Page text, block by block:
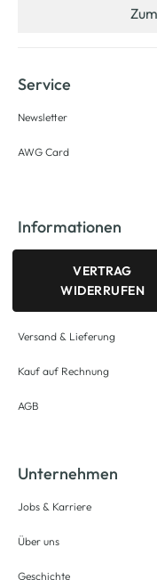
Service
Newsletter
AWG Card
Informationen
VERTRAG
WIDERRUFEN
Versand & Lieferung
Kauf auf Rechnung
AGB
Unternehmen
Jobs & Karriere
Über uns
Geschichte